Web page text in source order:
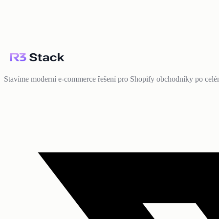
Stavíme moderní e-commerce řešení pro Shopify obchodníky po